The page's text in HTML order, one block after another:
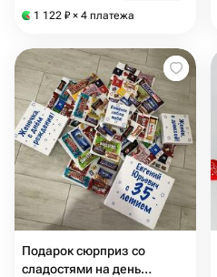
1 122 ₽ × 4 платежа
Подарок сюрприз со
сладостями на день